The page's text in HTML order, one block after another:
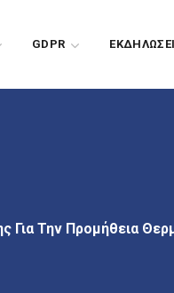
GDPR
Για Την Προμήθεια